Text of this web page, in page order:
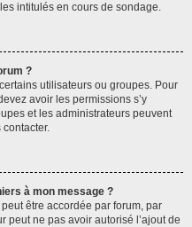
intitulés en cours de sondage.
?
utilisateurs ou groupes. Pour
avoir les permissions s’y
et les administrateurs peuvent
à mon message ?
être accordée par forum, par
peut ne pas avoir autorisé l’ajout de